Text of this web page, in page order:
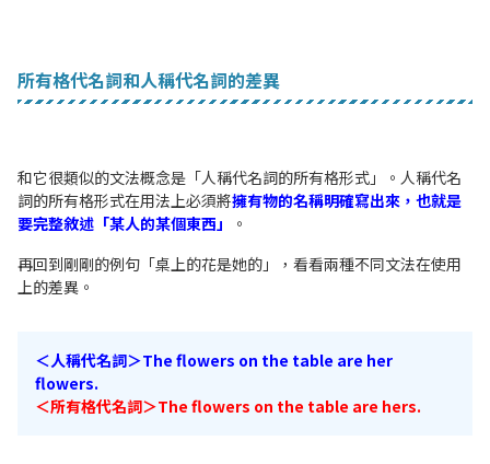
所有格代名詞和人稱代名詞的差異
和它很類似的文法概念是「人稱代名詞的所有格形式」。人稱代名
詞的所有格形式在用法上必須將擁有物的名稱明確寫出來，也就是
要完整敘述「某人的某個東西」
。
再回到剛剛的例句「桌上的花是她的」，看看兩種不同文法在使用
上的差異。
＜人稱代名詞＞The flowers on the table are her
flowers.
＜所有格代名詞＞The flowers on the table are hers.